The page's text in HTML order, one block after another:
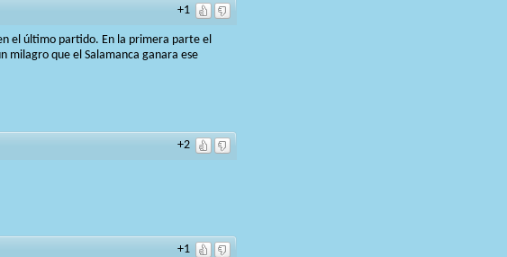
+1
el último partido. En la primera parte el
milagro que el Salamanca ganara ese
+2
+1